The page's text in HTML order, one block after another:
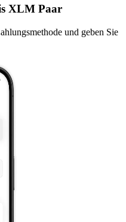
XLM Paar
und geben Sie